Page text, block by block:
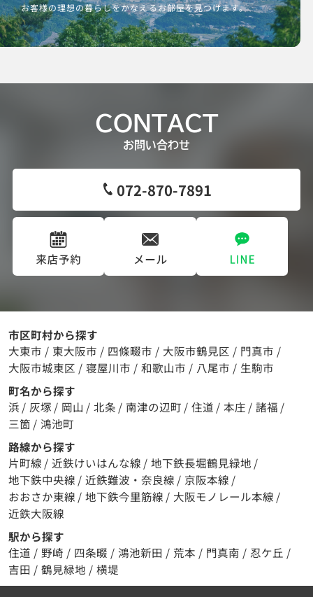
お客様の理想の暮らしをかなえるお部屋を見つけます。
CONTACT
お問い合わせ
072-870-7891
市区町村から探す
大東市 / 東大阪市 / 四條畷市 / 大阪市鶴見区 / 門真市 /
大阪市城東区 / 寝屋川市 / 和歌山市 / 八尾市 / 生駒市
町名から探す
浜 / 灰塚 / 岡山 / 北条 / 南津の辺町 / 住道 / 本庄 / 諸福 /
三箇 / 鴻池町
路線から探す
片町線 / 近鉄けいはんな線 / 地下鉄長堀鶴見緑地 /
地下鉄中央線 / 近鉄難波・奈良線 / 京阪本線 /
おおさか東線 / 地下鉄今里筋線 / 大阪モノレール本線 /
近鉄大阪線
駅から探す
住道 / 野崎 / 四条畷 / 鴻池新田 / 荒本 / 門真南 / 忍ケ丘 /
吉田 / 鶴見緑地 / 横堤